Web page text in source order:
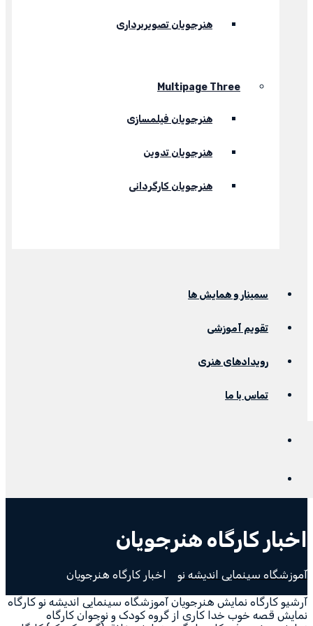
هنرجویان تصویربرداری
Multipage Three
هنرجویان فیلمسازی
هنرجویان تدوین
هنرجویان کارگردانی
سمینار و همایش ها
تقویم آموزشی
رویدادهای هنری
تماس با ما
اخبار کارگاه هنرجویان
آموزشگاه سینمایی اندیشه نو اخبار کارگاه هنرجویان
آرشیو کارگاه نمایش هنرجویان آموزشگاه سینمایی اندیشه نو کارگاه
نمایش قصه خوب خدا کاری از گروه کودک و نوجوان کارگاه